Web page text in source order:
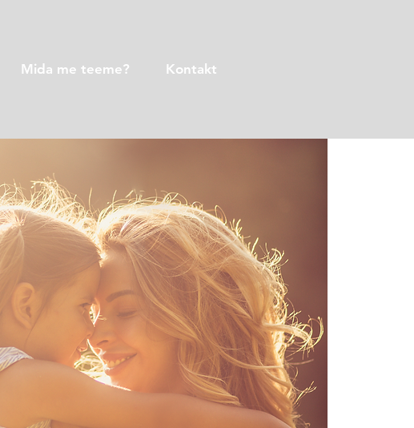
Mida me teeme? Kontakt